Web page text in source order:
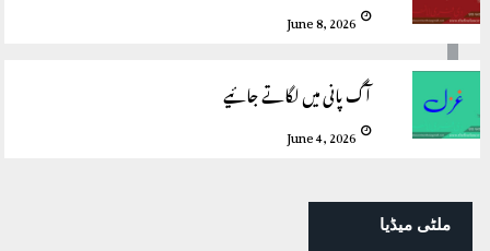
June 8, 2026
آگ پانی میں لگاتے جائیے
June 4, 2026
ملٹی میڈیا